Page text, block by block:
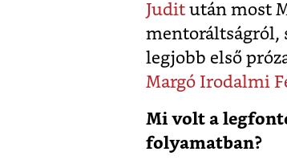
Judit után most
mentoráltságról,
legjobb első
Margó Irodalmi
Mi volt a
folyamatban?